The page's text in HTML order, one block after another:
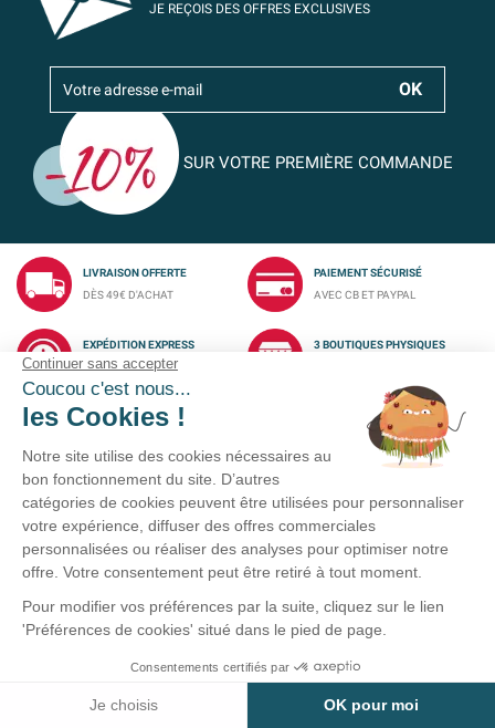
JE REÇOIS DES OFFRES EXCLUSIVES
SUR VOTRE PREMIÈRE COMMANDE
LIVRAISON OFFERTE
DÈS 49€ D'ACHAT
PAIEMENT SÉCURISÉ
AVEC CB ET PAYPAL
EXPÉDITION EXPRESS
SOUS 24H
3 BOUTIQUES PHYSIQUES
VOTRE COMPTE 
NOS PRODUITS 
INFORMATIONS
SUIVEZ-NOUS !
Service clients